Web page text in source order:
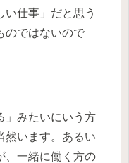
い仕事」だと思う
のではないので
」みたいにいう方
然います。あるい
、一緒に働く方の